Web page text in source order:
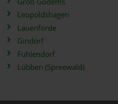
Leopoldshagen
Lauenförde
Gindorf
Fuhlendorf
Lübben (Spreewald)